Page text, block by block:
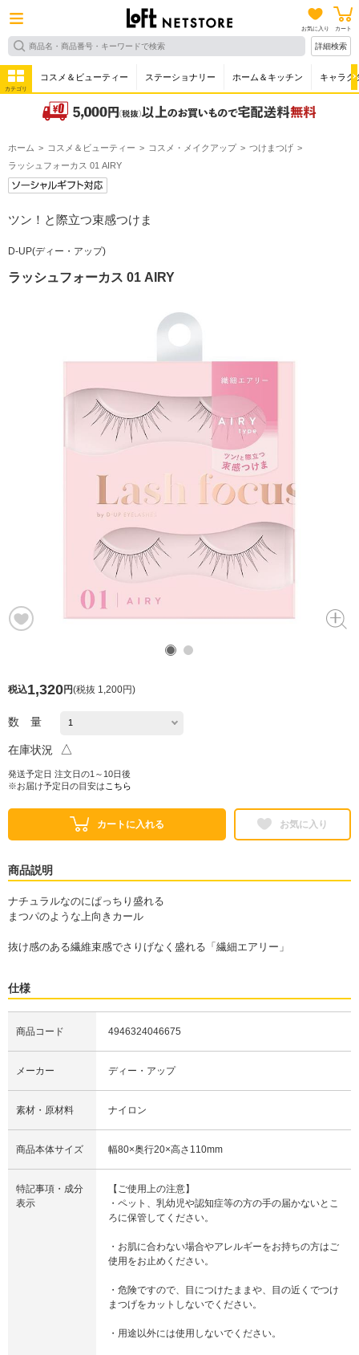
お気に入り カート
詳細検索
カテゴリ
コスメ＆ビューティー ステーショナリー ホーム＆キッチン キャラク
ホーム コスメ＆ビューティー コスメ・メイクアップ
つけまつげ
ラッシュフォーカス 01 AIRY
ツン！と際立つ束感つけま
D-UP(ディー・アップ)
ラッシュフォーカス 01 AIRY
税込1,320円(税抜 1,200円)
数 量
在庫状況 △
発送予定日 注文日の1～10日後
※お届け予定日の目安は こちら
カートに入れる お気に入り
商品説明
ナチュラルなのにぱっちり盛れる
まつパのような上向きカール
抜け感のある繊維束感でさりげなく盛れる「繊細エアリー」
仕様
商品コード 4946324046675
メーカー ディー・アップ
素材・原材料 ナイロン
商品本体サイズ 幅80×奥行20×高さ110mm
特記事項・成分
表示
【ご使用上の注意】
・ペット、乳幼児や認知症等の方の手の届かないとこ
ろに保管してください。
・お肌に合わない場合やアレルギーをお持ちの方はご
使用をお止めください。
・危険ですので、目につけたままや、目の近くでつけ
まつげをカットしないでください。
・用途以外には使用しないでください。